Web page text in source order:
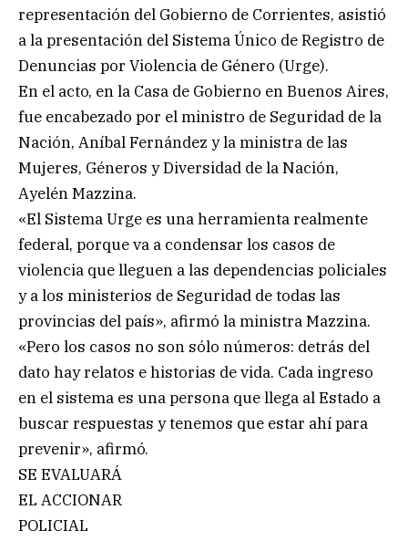
representación del Gobierno de Corrientes, asistió
a la presentación del Sistema Único de Registro de
Denuncias por Violencia de Género (Urge).
En el acto, en la Casa de Gobierno en Buenos Aires,
fue encabezado por el ministro de Seguridad de la
Nación, Aníbal Fernández y la ministra de las
Mujeres, Géneros y Diversidad de la Nación,
Ayelén Mazzina.
«El Sistema Urge es una herramienta realmente
federal, porque va a condensar los casos de
violencia que lleguen a las dependencias policiales
y a los ministerios de Seguridad de todas las
provincias del país», afirmó la ministra Mazzina.
«Pero los casos no son sólo números: detrás del
dato hay relatos e historias de vida. Cada ingreso
en el sistema es una persona que llega al Estado a
buscar respuestas y tenemos que estar ahí para
prevenir», afirmó.
SE EVALUARÁ
EL ACCIONAR
POLICIAL